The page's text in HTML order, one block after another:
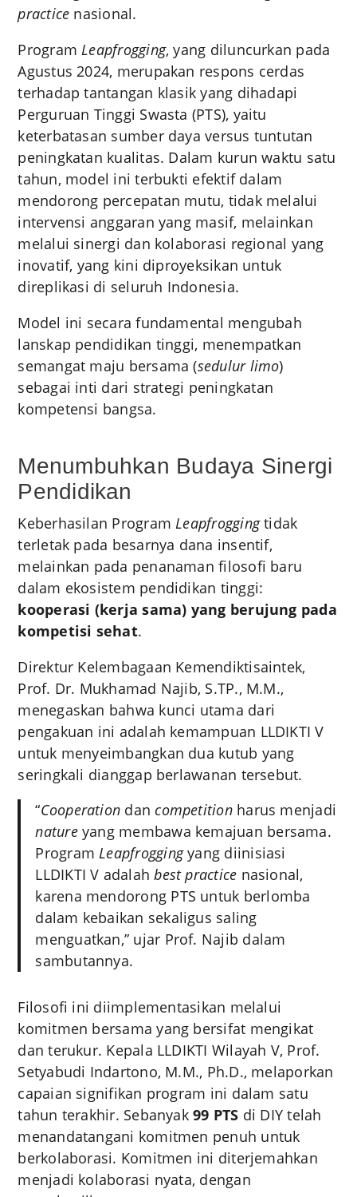
practice nasional.
ProgramLeapfrogging, yang diluncurkan pada
Agustus 2024, merupakan respons cerdas
terhadap tantangan klasik yang dihadapi
Perguruan Tinggi Swasta (PTS), yaitu
keterbatasan sumber daya versus tuntutan
peningkatan kualitas. Dalam kurun waktu satu
tahun, model ini terbukti efektif dalam
mendorong percepatan mutu, tidak melalui
intervensi anggaran yang masif, melainkan
melalui sinergi dan kolaborasi regional yang
inovatif, yang kini diproyeksikan untuk
direplikasi di seluruh Indonesia.
Model ini secara fundamental mengubah
lanskap pendidikan tinggi, menempatkan
semangat maju bersama (sedulur limo)
sebagai inti dari strategi peningkatan
kompetensi bangsa.
Menumbuhkan Budaya Sinergi
Pendidikan
Keberhasilan ProgramLeapfroggingtidak
terletak pada besarnya dana insentif,
melainkan pada penanaman filosofi baru
dalam ekosistem pendidikan tinggi:
kooperasi (kerja sama) yang berujung pada
kompetisi sehat.
Direktur Kelembagaan Kemendiktisaintek,
Prof. Dr. Mukhamad Najib, S.TP., M.M.,
menegaskan bahwa kunci utama dari
pengakuan ini adalah kemampuan LLDIKTI V
untuk menyeimbangkan dua kutub yang
seringkali dianggap berlawanan tersebut.
“Cooperation dancompetitionharus menjadi
natureyang membawa kemajuan bersama.
ProgramLeapfroggingyang diinisiasi
LLDIKTI V adalahbest practice nasional,
karena mendorong PTS untuk berlomba
dalam kebaikan sekaligus saling
menguatkan,” ujar Prof. Najib dalam
sambutannya.
Filosofi ini diimplementasikan melalui
komitmen bersama yang bersifat mengikat
dan terukur. Kepala LLDIKTI Wilayah V, Prof.
Setyabudi Indartono, M.M., Ph.D., melaporkan
capaian signifikan program ini dalam satu
tahun terakhir. Sebanyak99 PTS di DIY telah
menandatangani komitmen penuh untuk
berkolaborasi. Komitmen ini diterjemahkan
menjadi kolaborasi nyata, dengan